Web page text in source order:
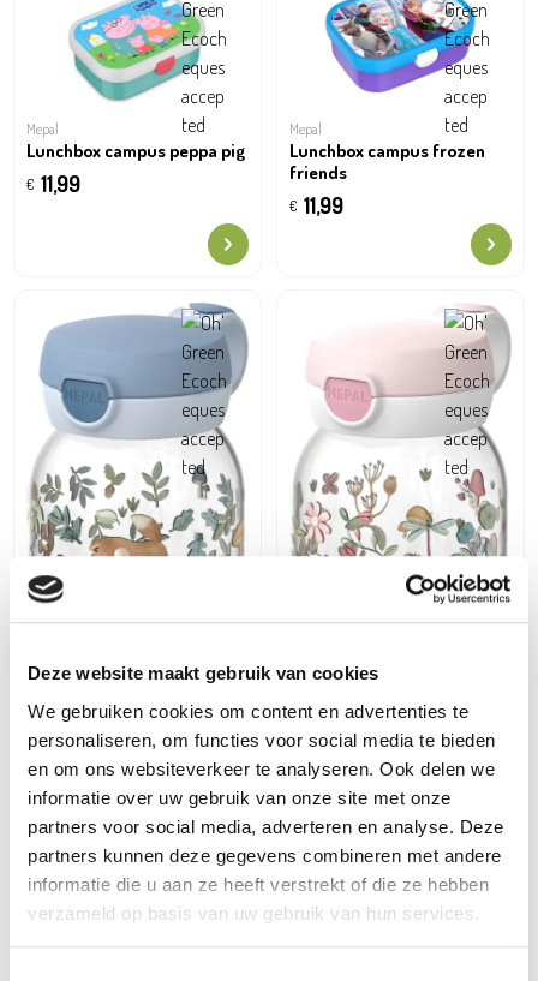
Deze website maakt gebruik van cookies
We gebruiken cookies om content en advertenties te
personaliseren, om functies voor social media te bieden
en om ons websiteverkeer te analyseren. Ook delen we
informatie over uw gebruik van onze site met onze
partners voor social media, adverteren en analyse. Deze
partners kunnen deze gegevens combineren met andere
informatie die u aan ze heeft verstrekt of die ze hebben
verzameld op basis van uw gebruik van hun services.
Mepal
Lunchbox campus peppa pig
€ 11,99
Mepal
Lunchbox campus frozen
friends
€ 11,99
Mepal
Drinkfles campus 600ml
Mepal